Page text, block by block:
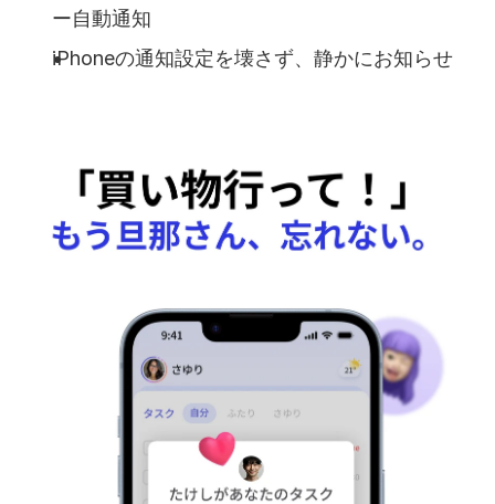
ー自動通知
iPhoneの通知設定を壊さず、静かにお知らせ